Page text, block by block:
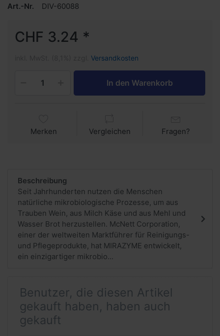
Art.-Nr.
DIV-60088
CHF 3.24 *
Versandkosten
In den Warenkorb
Merken Vergleichen Fragen?
Beschreibung
Seit Jahrhunderten nutzen die Menschen
natürliche mikrobiologische Prozesse, um aus
Trauben Wein, aus Milch Käse und aus Mehl und
Wasser Brot herzustellen. McNett Corporation,
einer der weltweiten Marktführer für Reinigungs-
und Pflegeprodukte, hat MIRAZYME entwickelt,
ein einzigartiger mikrobio...
Benutzer, die diesen Artikel
gekauft haben, haben auch
gekauft